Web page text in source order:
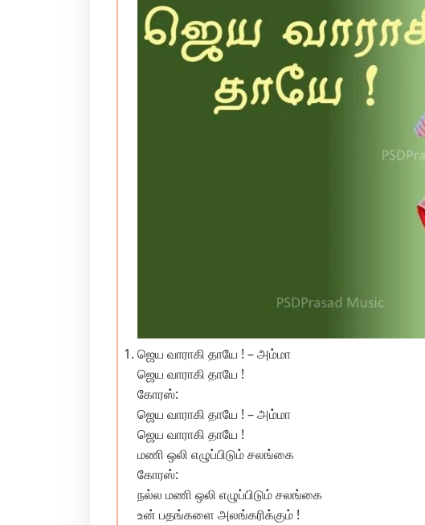
ஜெய வாராகி தாயே ! – அம்மா
ஜெய வாராகி தாயே !
கோரஸ்:
ஜெய வாராகி தாயே ! – அம்மா
ஜெய வாராகி தாயே !
மணி ஒலி எழுப்பிடும் சலங்கை
கோரஸ்:
நல்ல மணி ஒலி எழுப்பிடும் சலங்கை
உன் பதங்களை அலங்கரிக்கும் !